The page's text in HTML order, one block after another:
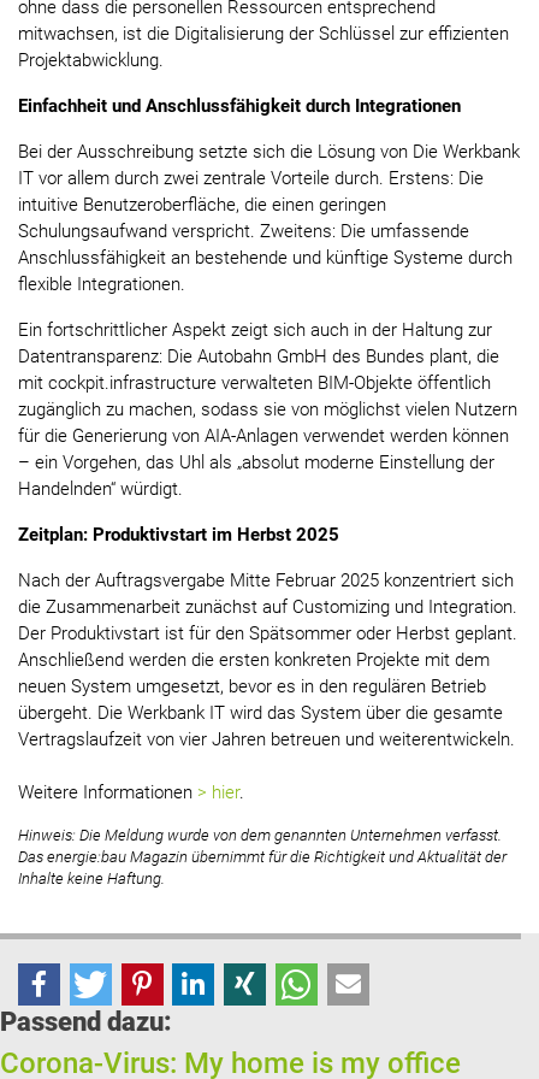
ohne dass die personellen Ressourcen entsprechend
mitwachsen, ist die Digitalisierung der Schlüssel zur effizienten
Projektabwicklung.
Einfachheit und Anschlussfähigkeit durch Integrationen
Bei der Ausschreibung setzte sich die Lösung von Die Werkbank
IT vor allem durch zwei zentrale Vorteile durch. Erstens: Die
intuitive Benutzeroberfläche, die einen geringen
Schulungsaufwand verspricht. Zweitens: Die umfassende
Anschlussfähigkeit an bestehende und künftige Systeme durch
flexible Integrationen.
Ein fortschrittlicher Aspekt zeigt sich auch in der Haltung zur
Datentransparenz: Die Autobahn GmbH des Bundes plant, die
mit cockpit.infrastructure verwalteten BIM-Objekte öffentlich
zugänglich zu machen, sodass sie von möglichst vielen Nutzern
für die Generierung von AIA-Anlagen verwendet werden können
– ein Vorgehen, das Uhl als „absolut moderne Einstellung der
Handelnden“ würdigt.
Zeitplan: Produktivstart im Herbst 2025
Nach der Auftragsvergabe Mitte Februar 2025 konzentriert sich
die Zusammenarbeit zunächst auf Customizing und Integration.
Der Produktivstart ist für den Spätsommer oder Herbst geplant.
Anschließend werden die ersten konkreten Projekte mit dem
neuen System umgesetzt, bevor es in den regulären Betrieb
übergeht. Die Werkbank IT wird das System über die gesamte
Vertragslaufzeit von vier Jahren betreuen und weiterentwickeln.
Weitere Informationen > hier.
Hinweis: Die Meldung wurde von dem genannten Unternehmen verfasst.
Das energie:bau Magazin übernimmt für die Richtigkeit und Aktualität der
Inhalte keine Haftung.
Passend dazu:
Corona-Virus: My home is my office